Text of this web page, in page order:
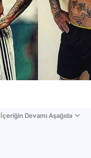
İçeriğin Devamı Aşağıda